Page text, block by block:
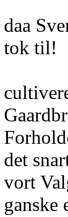
daa
tok til!
det
vort
ganske